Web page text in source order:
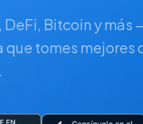
DeFi, Bitcoin y más
que tomes mejores